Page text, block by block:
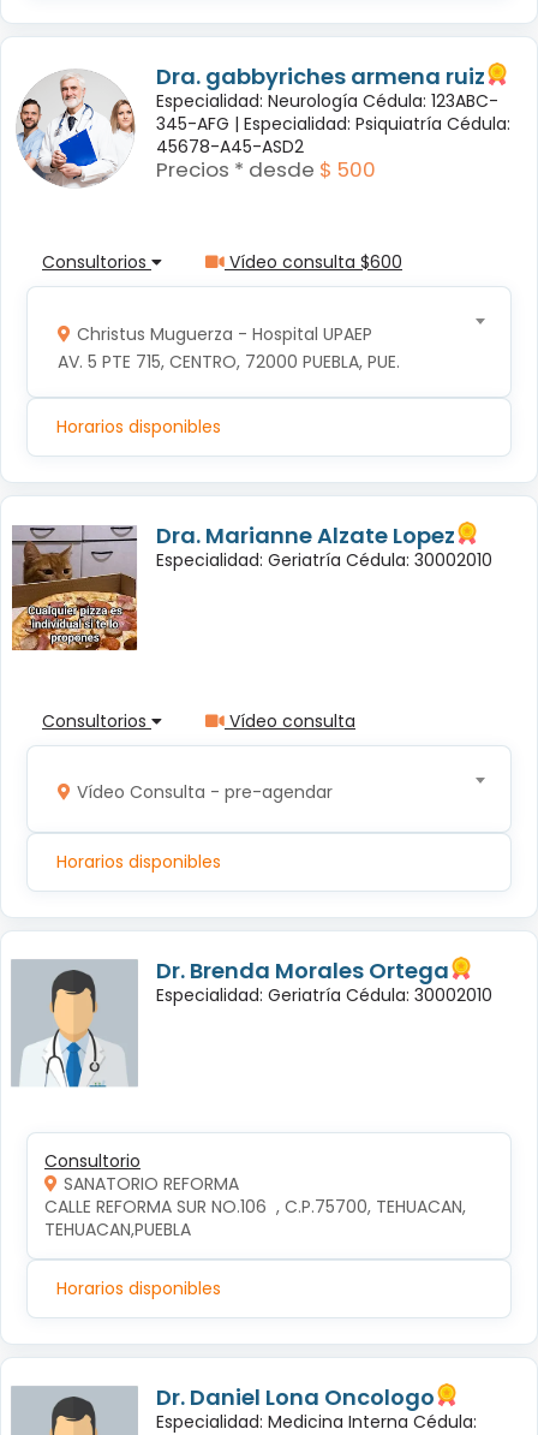
Dra. gabbyriches armena ruiz
Especialidad: Neurología Cédula: 123ABC-
345-AFG | Especialidad: Psiquiatría Cédula:
45678-A45-ASD2
Precios * desde $ 500
Consultorios Vídeo consulta $600
Christus Muguerza - Hospital UPAEP
AV. 5 PTE 715, CENTRO, 72000 PUEBLA, PUE.
Horarios disponibles
Dra. Marianne Alzate Lopez
Especialidad: Geriatría Cédula: 30002010
Consultorios Vídeo consulta
Vídeo Consulta - pre-agendar
Horarios disponibles
Dr. Brenda Morales Ortega
Especialidad: Geriatría Cédula: 30002010
Consultorio
SANATORIO REFORMA
CALLE REFORMA SUR NO.106  , C.P.75700, TEHUACAN,
TEHUACAN,PUEBLA
Horarios disponibles
Dr. Daniel Lona Oncologo
Especialidad: Medicina Interna Cédula: